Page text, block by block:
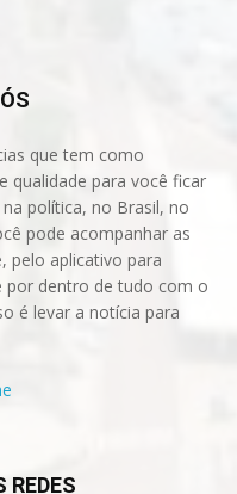
que tem como
qualidade para você ficar
política, no Brasil, no
pode acompanhar as
pelo aplicativo para
por dentro de tudo com o
é levar a notícia para
REDES